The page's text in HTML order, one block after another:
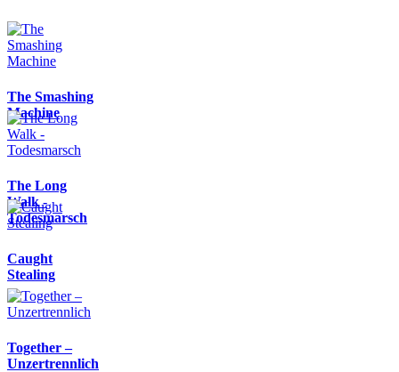
The Smashing
Machine
The Long
Walk -
Todesmarsch
Caught
Stealing
Together –
Unzertrennlich